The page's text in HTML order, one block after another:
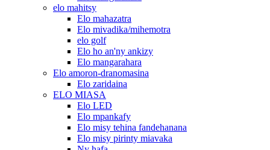
elo mahitsy
Elo mahazatra
Elo mivadika/mihemotra
elo golf
Elo ho an'ny ankizy
Elo mangarahara
Elo amoron-dranomasina
Elo zaridaina
ELO MIASA
Elo LED
Elo mpankafy
Elo misy tehina fandehanana
Elo misy pirinty miavaka